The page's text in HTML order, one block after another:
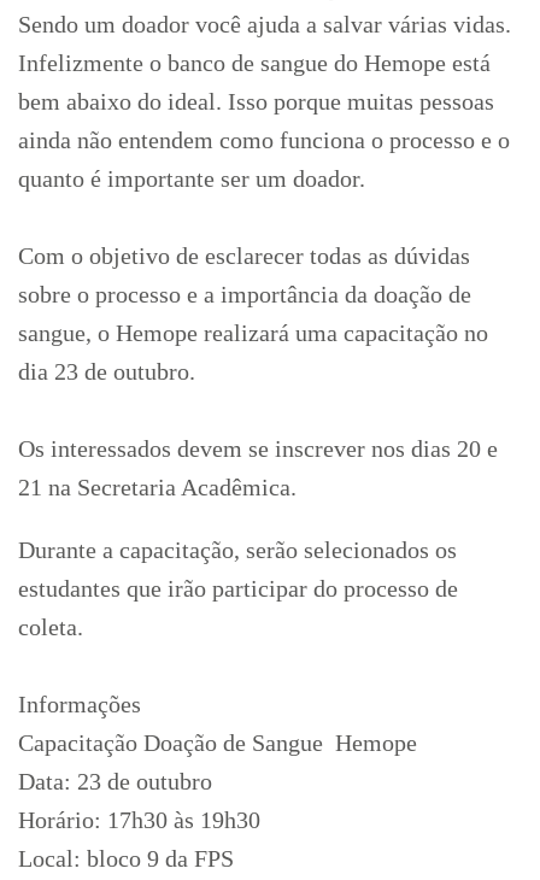
Sendo um doador você ajuda a salvar várias vidas.
Infelizmente o banco de sangue do Hemope está
bem abaixo do ideal. Isso porque muitas pessoas
ainda não entendem como funciona o processo e o
quanto é importante ser um doador.
Com o objetivo de esclarecer todas as dúvidas
sobre o processo e a importância da doação de
sangue, o Hemope realizará uma capacitação no
dia 23 de outubro.
Os interessados devem se inscrever nos dias 20 e
21 na Secretaria Acadêmica.
Durante a capacitação, serão selecionados os
estudantes que irão participar do processo de
coleta.
Informações
Capacitação Doação de Sangue  Hemope
Data: 23 de outubro
Horário: 17h30 às 19h30
Local: bloco 9 da FPS